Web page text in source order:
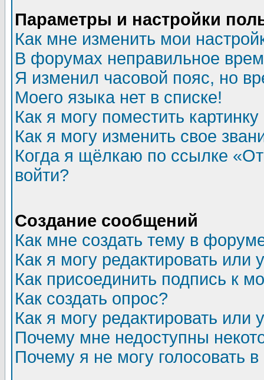
Параметры и настройки
Как мне изменить мои
В форумах неправильное
Я изменил часовой пояс, но
Моего языка нет в списке!
Как я могу поместить
Как я могу изменить свое
Когда я щёлкаю по ссылке
войти?
Создание сообщений
Как мне создать тему в
Как я могу редактировать или
Как присоединить подпись к
Как создать опрос?
Как я могу редактировать или
Почему мне недоступны
Почему я не могу голосовать